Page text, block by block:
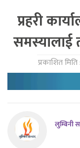
प्रहरी
समस्यालाई
प्रकाशित मिति :
लुम्बिनी